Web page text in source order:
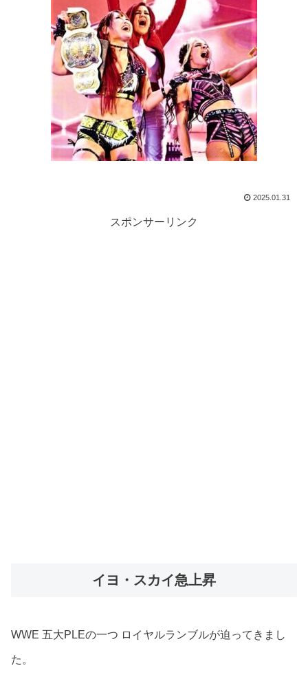
2025.01.31
スポンサーリンク
イヨ・スカイ急上昇
WWE 五大PLEの一つ ロイヤルランブルが迫ってきまし
た。